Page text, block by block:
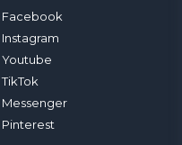
Facebook
Instagram
Youtube
TikTok
Messenger
Pinterest